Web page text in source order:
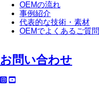
OEMの流れ
事例紹介
代表的な技術・素材
OEMでよくあるご質問
お問い合わせ